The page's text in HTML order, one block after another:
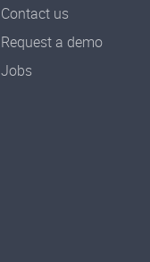
Contact us
Request a demo
Jobs